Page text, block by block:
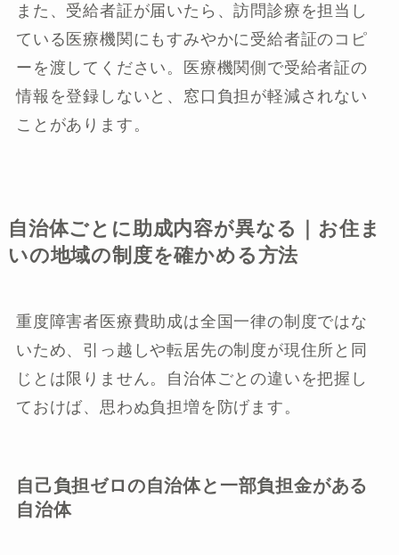
また、受給者証が届いたら、訪問診療を担当し
ている医療機関にもすみやかに受給者証のコピ
ーを渡してください。医療機関側で受給者証の
情報を登録しないと、窓口負担が軽減されない
ことがあります。
自治体ごとに助成内容が異なる｜お住ま
いの地域の制度を確かめる方法
重度障害者医療費助成は全国一律の制度ではな
いため、引っ越しや転居先の制度が現住所と同
じとは限りません。自治体ごとの違いを把握し
ておけば、思わぬ負担増を防げます。
自己負担ゼロの自治体と一部負担金がある
自治体